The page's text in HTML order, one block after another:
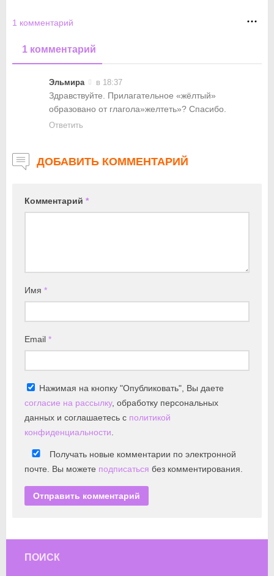
1 комментарий
1 комментарий
Эльмира в 18:37
Здравствуйте. Прилагательное «жёлтый»
образовано от глагола»желтеть»? Спасибо.
Ответить
ДОБАВИТЬ КОММЕНТАРИЙ
Комментарий *
Имя *
Email *
Нажимая на кнопку "Опубликовать", Вы даете
согласие на рассылку, обработку персональных
данных и соглашаетесь с политикой
конфиденциальности.
Получать новые комментарии по электронной
почте. Вы можете подписаться без комментирования.
ПОИСК